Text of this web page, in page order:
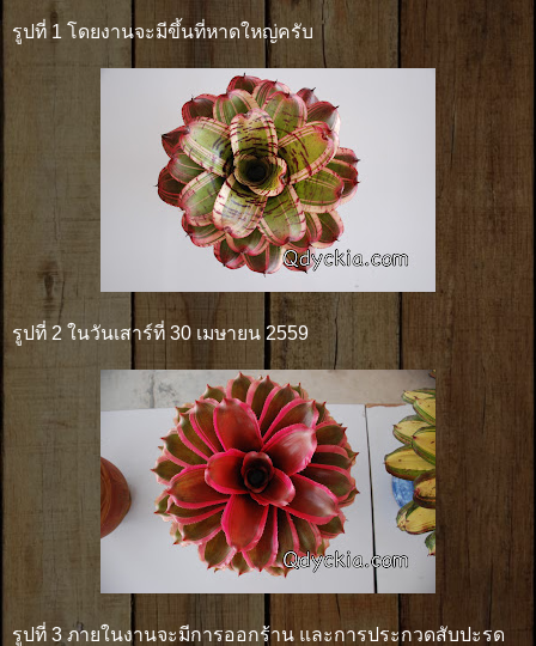
รูปที่ 1 โดยงานจะมีขึ้นที่หาดใหญ่ครับ
รูปที่ 2 ในวันเสาร์ที่ 30 เมษายน 2559
รูปที่ 3 ภายในงานจะมีการออกร้าน และการประกวดสับปะรด